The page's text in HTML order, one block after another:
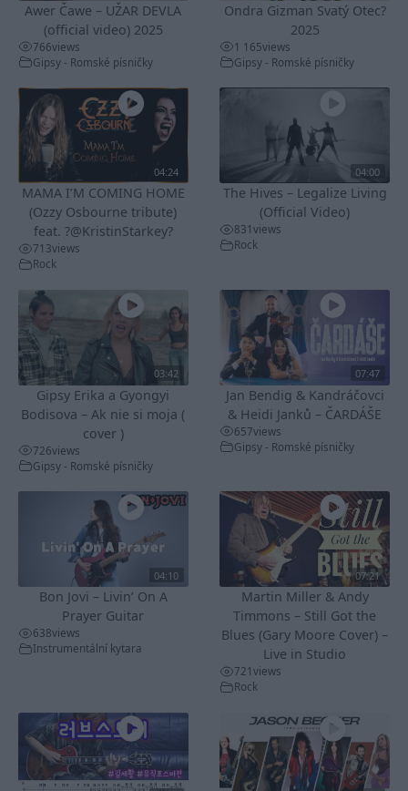
Awer Čawe – UŽAR DEVLA
(official video) 2025
766views
Gipsy - Romské písničky
Ondra Gizman Svatý Otec?
2025
1 165views
Gipsy - Romské písničky
04:24
MAMA I’M COMING HOME
(Ozzy Osbourne tribute)
feat. ?@KristinStarkey?
713views
Rock
04:00
The Hives – Legalize Living
(Official Video)
831views
Rock
03:42
Gipsy Erika a Gyongyi
Bodisova – Ak nie si moja (
cover )
726views
Gipsy - Romské písničky
07:47
Jan Bendig & Kandráčovci
& Heidi Janků – ČARDÁŠE
657views
Gipsy - Romské písničky
04:10
Bon Jovi – Livin’ On A
Prayer Guitar
638views
Instrumentální kytara
07:21
Martin Miller & Andy
Timmons – Still Got the
Blues (Gary Moore Cover) –
Live in Studio
721views
Rock